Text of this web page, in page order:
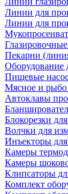
Линии для
Линии для
Пекарни
Оборудование
Пищевые
Мясное и рыбо
Автоклавы
Блокорезки
Волчки для
Инъекторы для
Камеры
Камеры
Клипсаторы
Комплект